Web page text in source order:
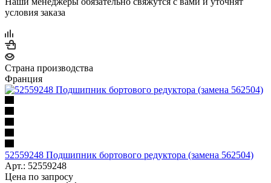
условия заказа
Страна производства
Франция
52559248 Подшипник бортового редуктора (замена 562504)
Арт.: 52559248
Цена по запросу